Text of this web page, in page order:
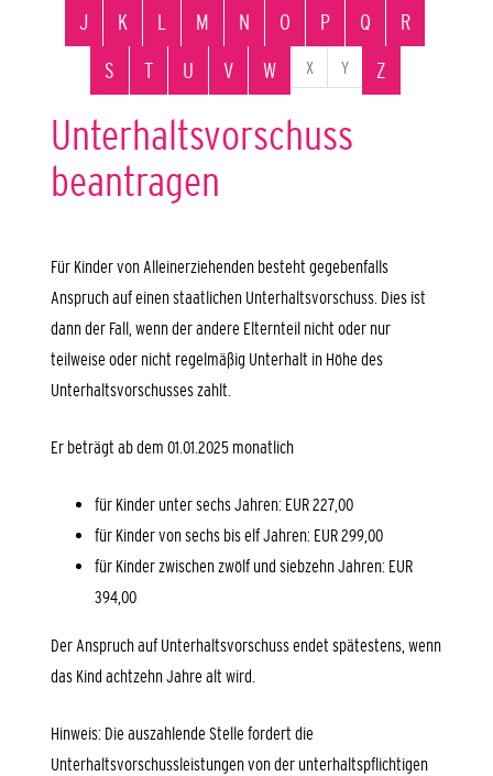
J
K L M N O P Q
R
S
T U V W X Y Z
Unterhaltsvorschuss
beantragen
Für Kinder von Alleinerziehenden besteht gegebenfalls
Anspruch auf einen staatlichen Unterhaltsvorschuss. Dies ist
dann der Fall, wennder andere Elternteil nicht oder nur
teilweise oder nicht regelmäßig Unterhalt in Höhe des
Unterhaltsvorschusses zahlt.
Er beträgt ab dem 01.01.2025 monatlich
für Kinder unter sechs Jahren: EUR 227,00
für Kinder von sechs bis elf Jahren: EUR 299,00
für Kinder zwischen zwölf und siebzehn Jahren: EUR
394,00
Der Anspruch auf Unterhaltsvorschuss endet spätestens, wenn
das Kind achtzehn Jahre alt wird.
Hinweis: Die auszahlende Stelle fordert die
Unterhaltsvorschussleistungen von der unterhaltspflichtigen